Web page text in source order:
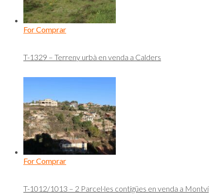
For Comprar
T-1329 – Terreny urbà en venda a Calders
For Comprar
T-1012/1013 – 2 Parcel·les contigües en venda a Montví